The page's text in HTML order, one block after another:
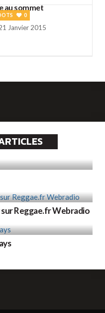
au sommet
0
Janvier 2015
Reggae.fr Webradio